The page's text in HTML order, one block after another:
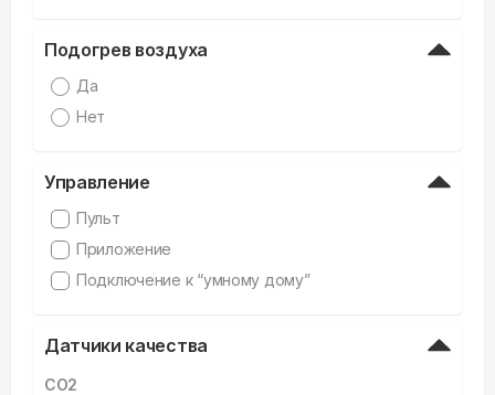
Подогрев воздуха
Да
Нет
Управление
Пульт
Приложение
Подключение к “умному дому”
Датчики качества
CO2